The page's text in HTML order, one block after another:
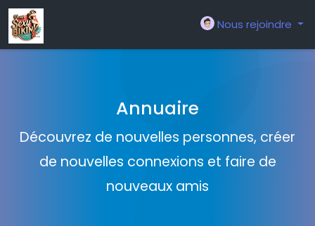
Nous rejoindre
Annuaire
Découvrez de nouvelles personnes, créer
de nouvelles connexions et faire de
nouveaux amis